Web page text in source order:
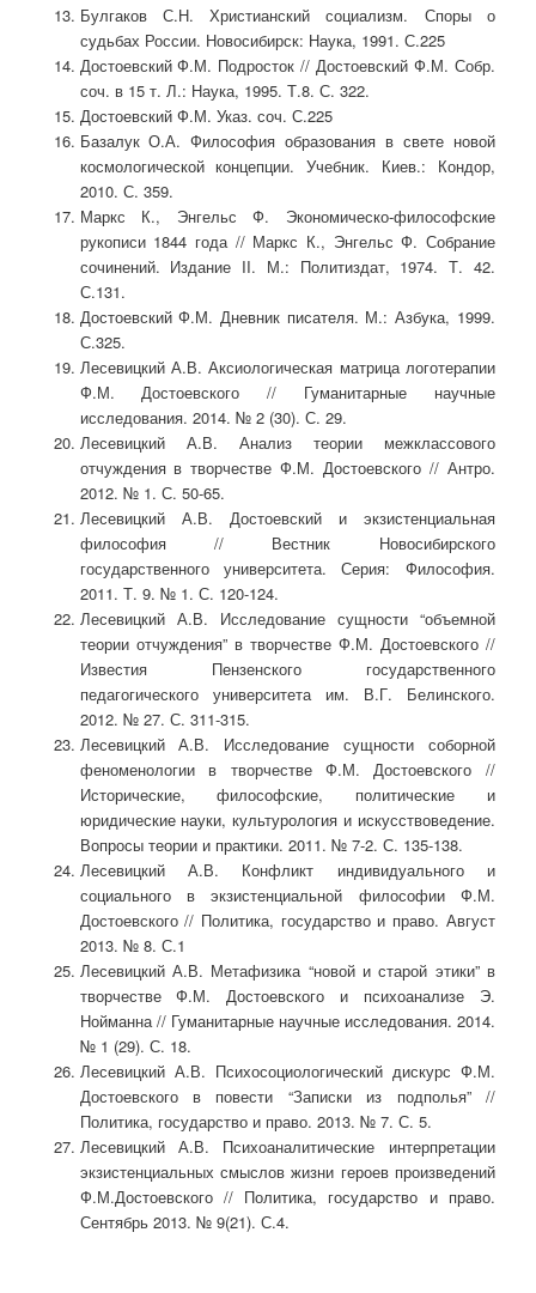
Булгаков С.Н. Христианский социализм. Споры о
судьбах России. Новосибирск: Наука, 1991. С.225
Достоевский Ф.М. Подросток // Достоевский Ф.М. Собр.
соч. в 15 т. Л.: Наука, 1995. Т.8. С. 322.
Достоевский Ф.М. Указ. соч. С.225
Базалук О.А. Философия образования в свете новой
космологической концепции. Учебник. Киев.: Кондор,
2010. С. 359.
Маркс К., Энгельс Ф. Экономическо-философские
рукописи 1844 года // Маркс К., Энгельс Ф. Собрание
сочинений. Издание II. М.: Политиздат, 1974. Т. 42.
С.131.
Достоевский Ф.М. Дневник писателя. М.: Азбука, 1999.
С.325.
Лесевицкий А.В. Аксиологическая матрица логотерапии
Ф.М. Достоевского // Гуманитарные научные
исследования. 2014. № 2 (30). С. 29.
Лесевицкий А.В. Анализ теории межклассового
отчуждения в творчестве Ф.М. Достоевского // Антро.
2012. № 1. С. 50-65.
Лесевицкий А.В. Достоевский и экзистенциальная
философия // Вестник Новосибирского
государственного университета. Серия: Философия.
2011. Т. 9. № 1. С. 120-124.
Лесевицкий А.В. Исследование сущности “объемной
теории отчуждения” в творчестве Ф.М. Достоевского //
Известия Пензенского государственного
педагогического университета им. В.Г. Белинского.
2012. № 27. С. 311-315.
Лесевицкий А.В. Исследование сущности соборной
феноменологии в творчестве Ф.М. Достоевского //
Исторические, философские, политические и
юридические науки, культурология и искусствоведение.
Вопросы теории и практики. 2011. № 7-2. С. 135-138.
Лесевицкий А.В. Конфликт индивидуального и
социального в экзистенциальной философии Ф.М.
Достоевского // Политика, государство и право. Август
2013. № 8. С.1
Лесевицкий А.В. Метафизика “новой и старой этики” в
творчестве Ф.М. Достоевского и психоанализе Э.
Нойманна // Гуманитарные научные исследования. 2014.
№ 1 (29). С. 18.
Лесевицкий А.В. Психосоциологический дискурс Ф.М.
Достоевского в повести “Записки из подполья” //
Политика, государство и право. 2013. № 7. С. 5.
Лесевицкий А.В. Психоаналитические интерпретации
экзистенциальных смыслов жизни героев произведений
Ф.М.Достоевского // Политика, государство и право.
Сентябрь 2013. № 9(21). С.4.